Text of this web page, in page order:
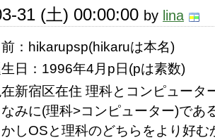
31 (土) 00:00:00 by lina
：hikarupsp(hikaruは本名)
日：1996年4月p日(pは素数)
新宿区在住 理科とコンピュータ
みに(理科>コンピューター)であ
かしOSと理科のどちらをより好